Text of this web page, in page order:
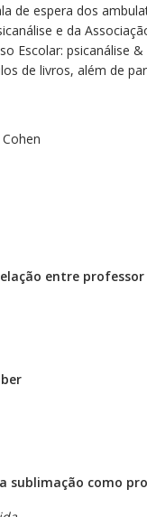
de espera dos
e da
Escolar: psicanálise
de livros, além de
entre
sublimação como